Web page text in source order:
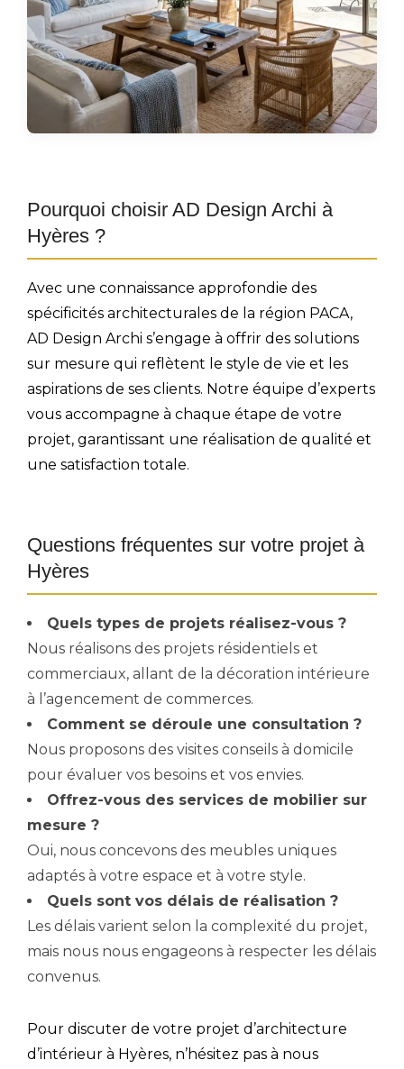
Pourquoi choisir AD Design Archi à
Hyères ?
Avec une connaissance approfondie des
spécificités architecturales de la région PACA,
AD Design Archi s’engage à offrir des solutions
sur mesure qui reflètent le style de vie et les
aspirations de ses clients. Notre équipe d’experts
vous accompagne à chaque étape de votre
projet, garantissant une réalisation de qualité et
une satisfaction totale.
Questions fréquentes sur votre projet à
Hyères
Quels types de projets réalisez-vous ?
Nous réalisons des projets résidentiels et
commerciaux, allant de la décoration intérieure
à l’agencement de commerces.
Comment se déroule une consultation ?
Nous proposons des visites conseils à domicile
pour évaluer vos besoins et vos envies.
Offrez-vous des services de mobilier sur
mesure ?
Oui, nous concevons des meubles uniques
adaptés à votre espace et à votre style.
Quels sont vos délais de réalisation ?
Les délais varient selon la complexité du projet,
mais nous nous engageons à respecter les délais
convenus.
Pour discuter de votre projet d’architecture
d’intérieur à Hyères, n’hésitez pas à nous